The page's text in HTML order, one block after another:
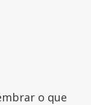
o que